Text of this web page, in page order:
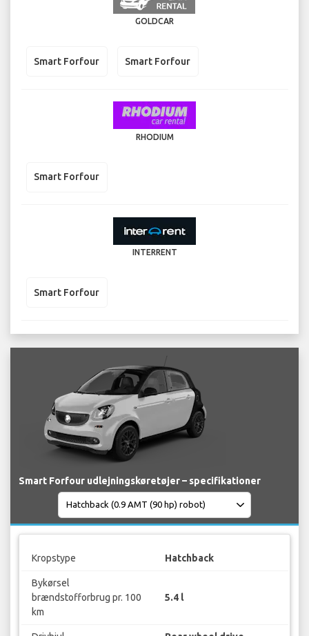
GOLDCAR
Smart Forfour Smart Forfour
RHODIUM
Smart Forfour
INTERRENT
Smart Forfour
Smart Forfour udlejningskøretøjer – specifikationer
Kropstype Hatchback
Bykørsel
brændstofforbrug pr. 100
km
5.4 l